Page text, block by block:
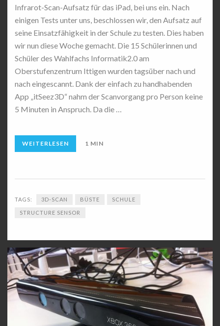
Infrarot-Scan-Aufsatz für das iPad, bei uns ein. Nach
einigen Tests unter uns, beschlossen wir, den Aufsatz auf
seine Einsatzfähigkeit in der Schule zu testen. Dies haben
wir nun diese Woche gemacht. Die 15 Schülerinnen und
Schüler des Wahlfachs Informatik2.0 am
Oberstufenzentrum Ittigen wurden tagsüber nach und
nach eingescannt. Dank der einfach zu handhabenden
App „itSeez3D“ nahm der Scanvorgang pro Person keine
5 Minuten in Anspruch. Da die …
WEITERLESEN 1 MIN
TAGS: 3D-SCAN BÜSTE SCHULE
STRUCTURE SENSOR